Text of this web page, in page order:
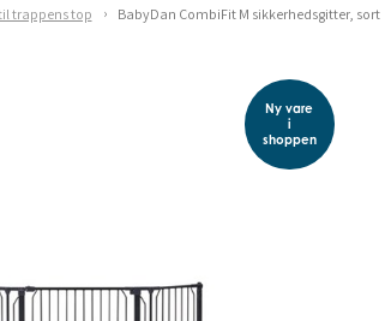
trappens top BabyDan CombiFit M sikkerhedsgitter, sort
Ny vare
i
shoppen